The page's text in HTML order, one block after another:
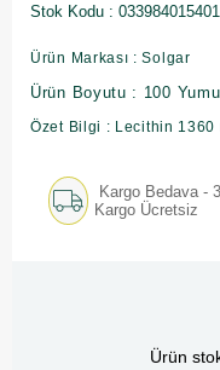
Stok Kodu
033984015401
Ürün Markası : Solgar
Ürün Boyutu : 100
Özet Bilgi : Lecithin 1360
Kargo Bedava -
Kargo Ücretsiz
Ürün